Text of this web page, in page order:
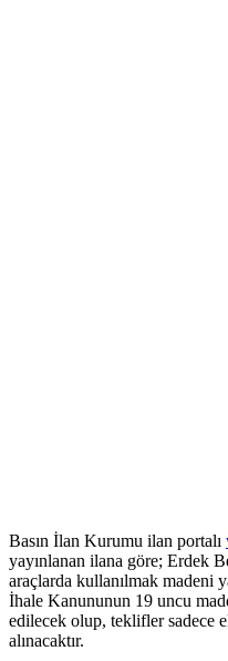
Basın İlan Kurumu ilan portalı
yayınlanan ilana göre; Erdek
araçlarda kullanılmak madeni
İhale Kanununun 19 uncu
edilecek olup, teklifler sadece
alınacaktır.